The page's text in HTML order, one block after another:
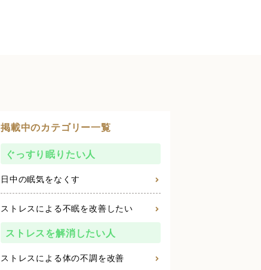
掲載中のカテゴリー一覧
ぐっすり眠りたい人
日中の眠気をなくす
ストレスによる不眠を改善したい
ストレスを解消したい人
ストレスによる体の不調を改善